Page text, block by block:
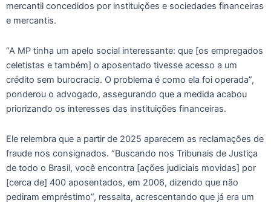
mercantil concedidos por instituições e sociedades financeiras
e mercantis.
“A MP tinha um apelo social interessante: que [os empregados
celetistas e também] o aposentado tivesse acesso a um
crédito sem burocracia. O problema é como ela foi operada”,
ponderou o advogado, assegurando que a medida acabou
priorizando os interesses das instituições financeiras.
Ele relembra que a partir de 2025 aparecem as reclamações de
fraude nos consignados. “Buscando nos Tribunais de Justiça
de todo o Brasil, você encontra [ações judiciais movidas] por
[cerca de] 400 aposentados, em 2006, dizendo que não
pediram empréstimo”, ressalta, acrescentando que já era um